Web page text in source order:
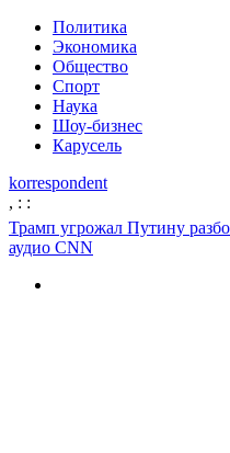
Политика
Экономика
Общество
Спорт
Наука
Шоу-бизнес
Карусель
korrespondent
, : :
Трамп угрожал Путину
аудио CNN